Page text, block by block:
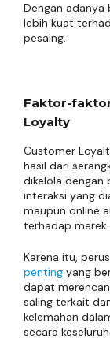
Dengan adanya
lebih kuat
pesaing.
Faktor-
Loyalty
Customer
hasil dari
dikelola dengan
interaksi yang
maupun online
terhadap merek.
Karena itu,
penting yang
dapat
saling terkait
kelemahan
secara